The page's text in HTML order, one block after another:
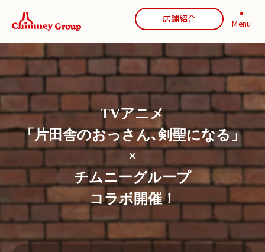
店舗紹介 Menu
TVアニメ
「片田舎のおっさん､剣聖になる」
×
チムニーグループ
コラボ開催！